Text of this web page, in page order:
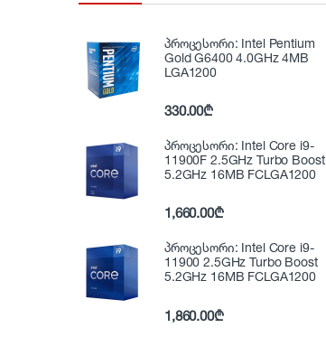
პროცესორი: Intel Pentium
Gold G6400 4.0GHz 4MB
LGA1200
330.00₾
პროცესორი: Intel Core i9-
11900F 2.5GHz Turbo Boost
5.2GHz 16MB FCLGA1200
1,660.00₾
პროცესორი: Intel Core i9-
11900 2.5GHz Turbo Boost
5.2GHz 16MB FCLGA1200
1,860.00₾